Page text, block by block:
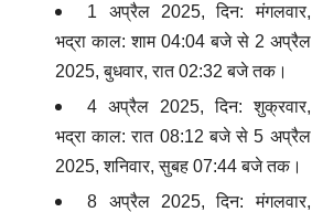
1 अप्रैल 2025, दिन: मंगलवार,
भद्रा काल: शाम 04:04 बजे से 2 अप्रैल
2025, बुधवार, रात 02:32 बजे तक।
4 अप्रैल 2025, दिन: शुक्रवार,
भद्रा काल: रात 08:12 बजे से 5 अप्रैल
2025, शनिवार, सुबह 07:44 बजे तक।
8 अप्रैल 2025, दिन: मंगलवार,